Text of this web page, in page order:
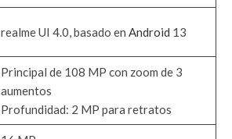
realme UI 4.0, basado en Android 13
Principal de 108 MP con zoom de 3
aumentos
Profundidad: 2 MP para retratos